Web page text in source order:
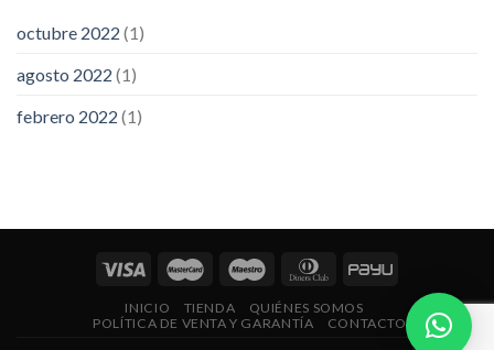
octubre 2022 (1)
agosto 2022 (1)
febrero 2022 (1)
INICIO TIENDA
QUIÉNES SOMOS
POLÍTICA DE VENTA Y GARANTÍA
CONTACTO